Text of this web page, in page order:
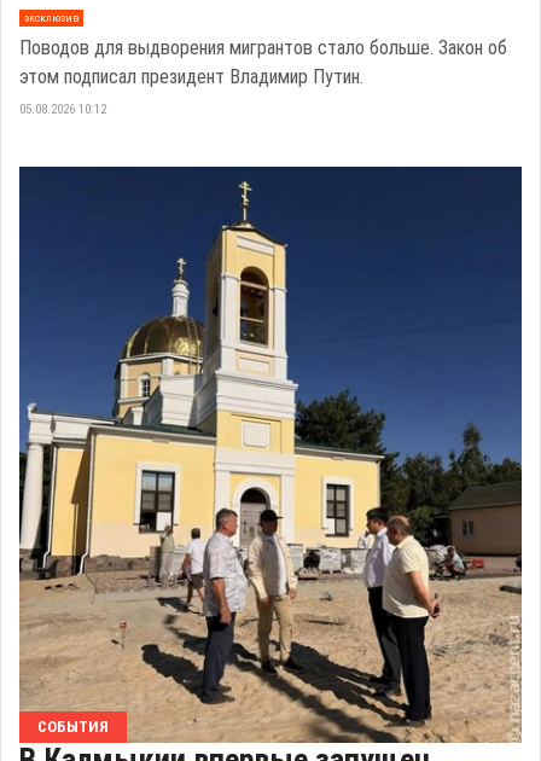
эксклюзив
Поводов для выдворения мигрантов стало больше. Закон об
этом подписал президент Владимир Путин.
05.08.2026 10:12
СОБЫТИЯ